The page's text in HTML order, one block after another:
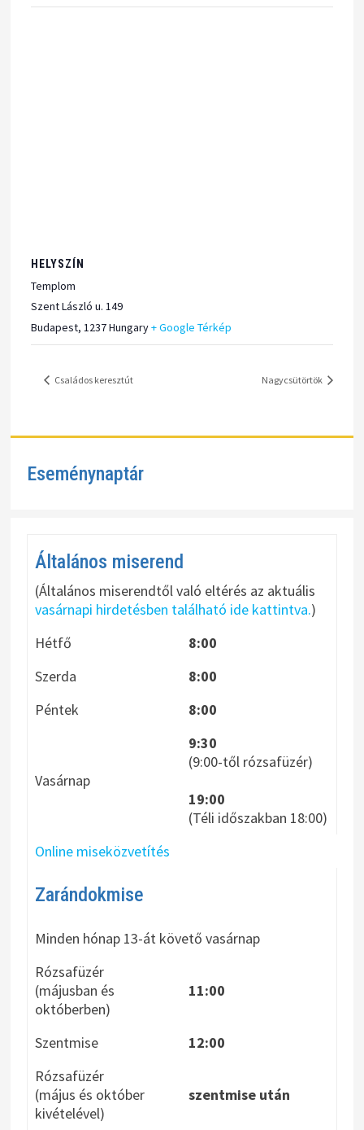
HELYSZÍN
Templom
Szent László u. 149
Budapest, 1237Hungary+ Google Térkép
Családos keresztút Nagycsütörtök
Eseménynaptár
Általános miserend
(Általános miserendtől való eltérés az aktuális
vasárnapi hirdetésben található ide kattintva.)
Hétfő
8:00
Szerda
8:00
Péntek
8:00
Vasárnap
9:30
(9:00-től rózsafüzér)
19:00
(Téli időszakban 18:00)
Online miseközvetítés
Zarándokmise
Minden hónap 13-át követő vasárnap
Rózsafüzér
(májusban és
októberben)
11:00
Szentmise
12:00
Rózsafüzér
(május és október
kivételével)
szentmise után